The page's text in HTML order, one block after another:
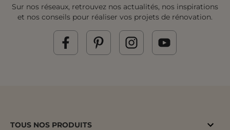
Sur nos réseaux, retrouvez nos actualités, nos inspirations
et nos conseils pour réaliser vos projets de rénovation.
TOUS NOS PRODUITS